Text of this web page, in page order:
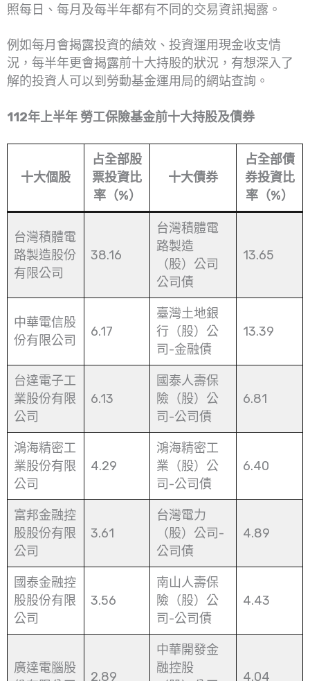
照每日、每月及每半年都有不同的交易資訊揭露。
例如每月會揭露投資的績效、投資運用現金收支情
況，每半年更會揭露前十大持股的狀況，有想深入了
解的投資人可以到勞動基金運用局的網站查詢。
112年上半年 勞工保險基金前十大持股及債券
十大個股
占全部股
票投資比
率（%）
十大債券
占全部債
券投資比
率（%）
台灣積體電
路製造股份
有限公司
38.16
台灣積體電
路製造
（股）公司
公司債
13.65
中華電信股
份有限公司
6.17
臺灣土地銀
行（股）公
司-金融債
13.39
台達電子工
業股份有限
公司
6.13
國泰人壽保
險（股）公
司-公司債
6.81
鴻海精密工
業股份有限
公司
4.29
鴻海精密工
業（股）公
司-公司債
6.40
富邦金融控
股股份有限
公司
3.61
台灣電力
（股）公司-
公司債
4.89
國泰金融控
股股份有限
公司
3.56
南山人壽保
險（股）公
司-公司債
4.43
廣達電腦股
2.89
中華開發金
融控股
4.04